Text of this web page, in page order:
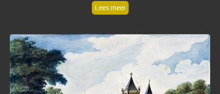
Lees meer